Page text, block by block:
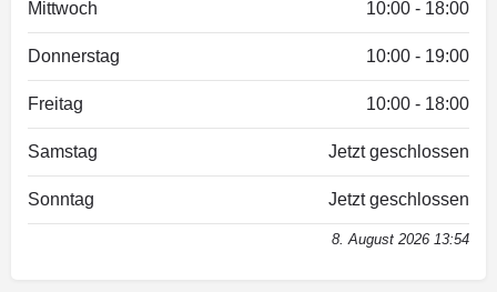
Mittwoch 10:00 - 18:00
Donnerstag 10:00 - 19:00
Freitag 10:00 - 18:00
Samstag Jetzt geschlossen
Sonntag Jetzt geschlossen
8. August 2026 13:54